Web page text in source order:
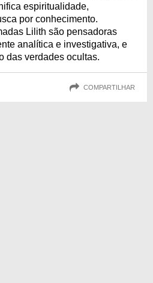
espiritualidade,
por conhecimento.
Lilith são pensadoras
analítica e investigativa, e
das verdades ocultas.
COMPARTILHAR